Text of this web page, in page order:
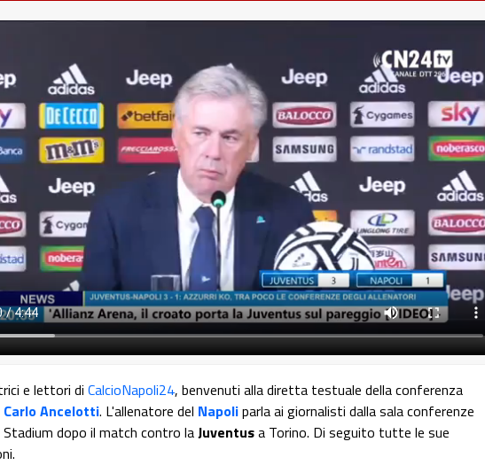
e lettori di CalcioNapoli24, benvenuti alla diretta testuale della conferenza
Carlo Ancelotti. L'allenatore del Napoliparla ai giornalisti dalla sala conferenze
Stadium dopo il match contro laJuventusa Torino. Di seguito tutte le sue